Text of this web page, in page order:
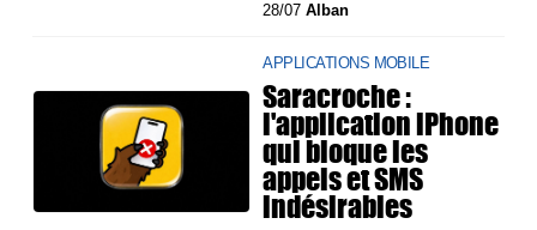
28/07Alban
APPLICATIONS MOBILE
Saracroche :
l'application iPhone
qui bloque les
appels et SMS
indésirables